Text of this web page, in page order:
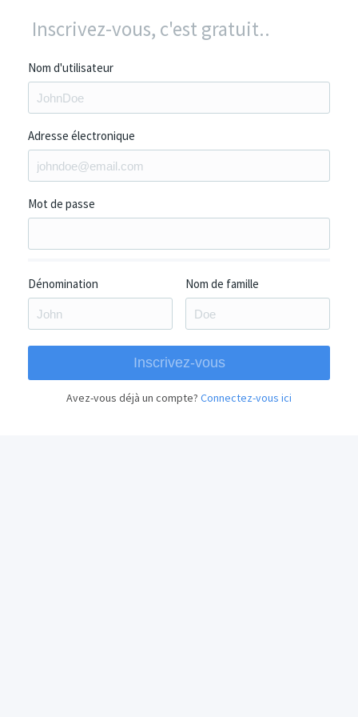
Inscrivez-vous, c'est gratuit..
Nom d'utilisateur
Adresse électronique
Mot de passe
Dénomination Nom de famille
Avez-vous déjà un compte? Connectez-vous ici